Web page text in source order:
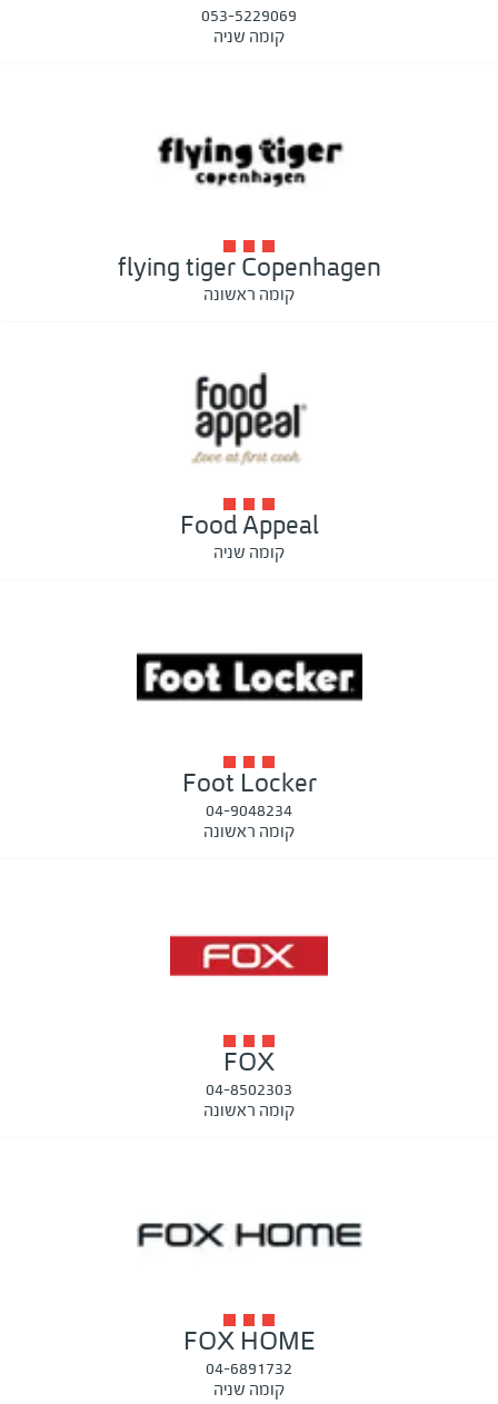
053-5229069
קומה שניה
flying tiger Copenhagen
קומה ראשונה
Food Appeal
קומה שניה
Foot Locker
04-9048234
קומה ראשונה
FOX
04-8502303
קומה ראשונה
FOX HOME
04-6891732
קומה שניה